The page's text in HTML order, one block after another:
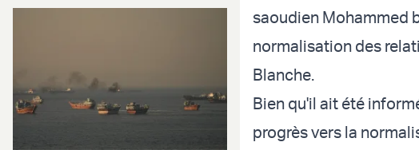
saoudien Mohammed
normalisation des
Blanche.
Bien qu'il ait été
progrès vers la